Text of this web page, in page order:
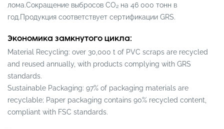
лома.Сокращение выбросов CO₂ на 46 000 тонн в
год.Продукция соответствует сертификации GRS.
Экономика замкнутого цикла:
Material Recycling: over 30,000 t of PVC scraps are recycled
and reused annually, with products complying with GRS
standards.
Sustainable Packaging: 97% of packaging materials are
recyclable; Paper packaging contains 90% recycled content,
compliant with FSC standards.